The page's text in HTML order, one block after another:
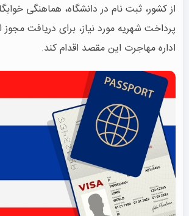
از کشور، ثبت نام در دانشگاه، هماهنگی
پرداخت شهریه مورد نیاز، برای دریافت مجوز
اداره مهاجرت این مقصد اقدام کند.